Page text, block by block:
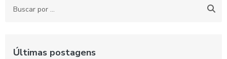
Últimas postagens